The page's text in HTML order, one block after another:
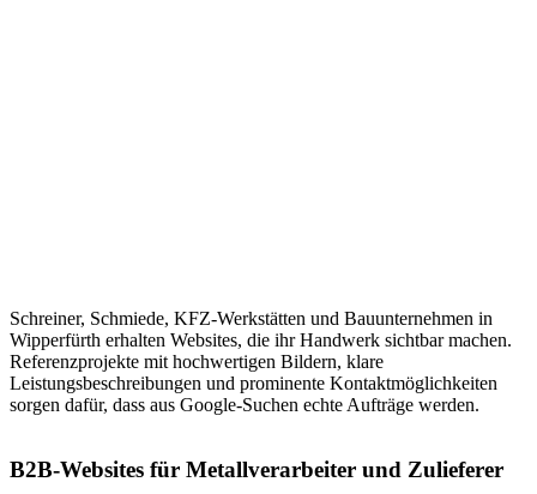
Schreiner, Schmiede, KFZ-Werkstätten und Bauunternehmen in
Wipperfürth erhalten Websites, die ihr Handwerk sichtbar machen.
Referenzprojekte mit hochwertigen Bildern, klare
Leistungsbeschreibungen und prominente Kontaktmöglichkeiten
sorgen dafür, dass aus Google-Suchen echte Aufträge werden.
B2B-Websites für Metallverarbeiter und Zulieferer